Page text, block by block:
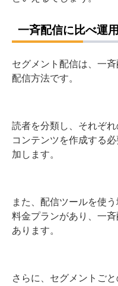
一斉配信に比べ運
セグメント配信は、一
配信方法です。
読者を分類し、それぞ
コンテンツを作成する
加します。
また、配信ツールを使
料金プランがあり、一
あります。
さらに、セグメントご